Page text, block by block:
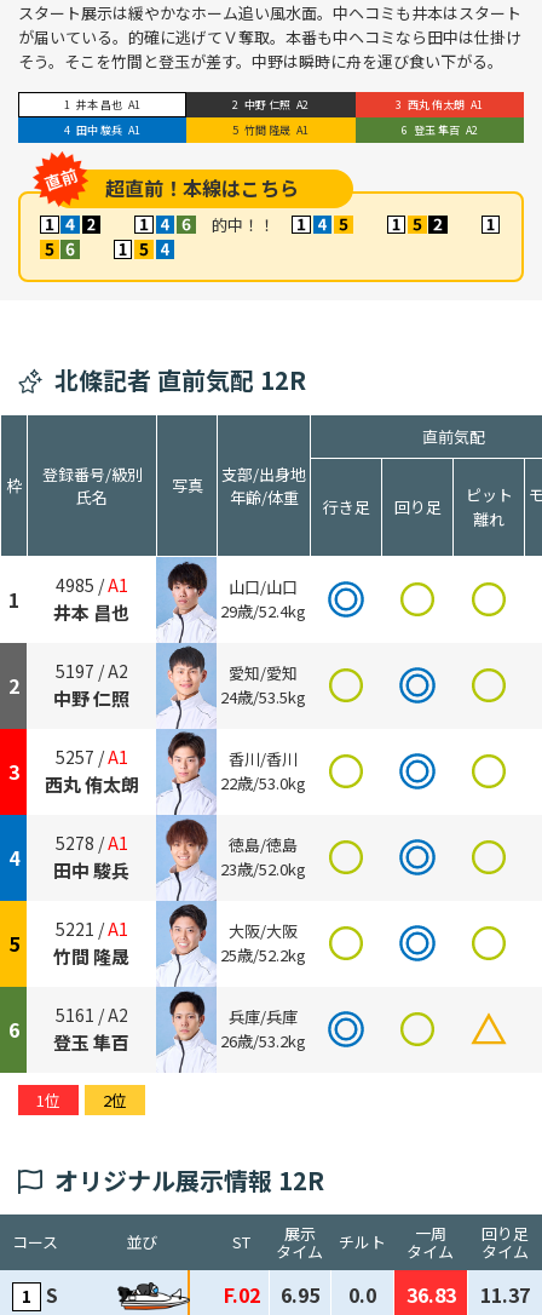
スタート展示は緩やかなホーム追い風水面。中ヘコミも井本はスタート
が届いている。的確に逃げてＶ奪取。本番も中ヘコミなら田中は仕掛け
そう。そこを竹間と登玉が差す。中野は瞬時に舟を運び食い下がる。
井本 昌也 A1 中野 仁照 A2 西丸 侑太朗 A1
田中 駿兵 A1 竹間 隆晟 A1 登玉 隼百 A2
超直前！本線はこちら
的中！！
北條記者 直前気配 12R
枠
登録番号/級別
氏名
1 4985 /A1
井本 昌也
2 5197 /A2
中野 仁照
3 5257 /A1
西丸 侑太朗
4 5278 /A1
田中 駿兵
5 5221 /A1
竹間 隆晟
6 5161 /A2
登玉 隼百
写真
支部/出身地
年齢/体重
直前気配
行き足 回り足
ピット
離れ
山口/山口
29歳/52.4kg
愛知/愛知
24歳/53.5kg
香川/香川
22歳/53.0kg
徳島/徳島
23歳/52.0kg
大阪/大阪
25歳/52.2kg
兵庫/兵庫
26歳/53.2kg
1位 2位
オリジナル展示情報 12R
コース 並び ST 展示
タイム チルト 一周
タイム
回り足
タイム
S F.02 6.95 0.0 36.83
11.37